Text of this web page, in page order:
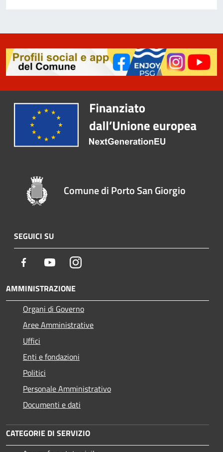
Comune di Porto San Giorgio
SEGUICI SU
Facebook YoutubeInstagram
AMMINISTRAZIONE
Organi di Governo
Aree Amministrative
Uffici
Enti e fondazioni
Politici
Personale Amministrativo
Documenti e dati
CATEGORIE DI SERVIZIO